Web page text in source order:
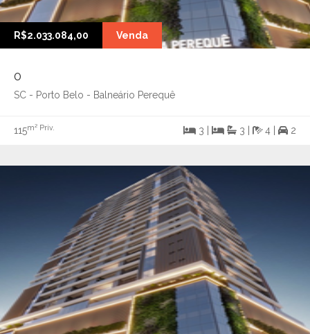
R$2.033.084,00 Venda
0
SC - Porto Belo - Balneário Perequê
115m² Priv. 3 | 3 | 4 | 2